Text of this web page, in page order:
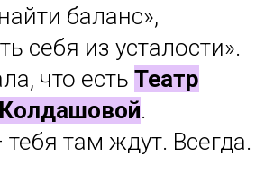
баланс»,
себя из усталости».
что есть Театр
Колдашовой.
там ждут. Всегда.